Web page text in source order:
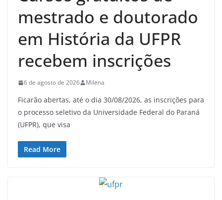
mestrado e doutorado
em História da UFPR
recebem inscrições
6 de agosto de 2026 Milena
Ficarão abertas, até o dia 30/08/2026, as inscrições para
o processo seletivo da Universidade Federal do Paraná
(UFPR), que visa
Read More